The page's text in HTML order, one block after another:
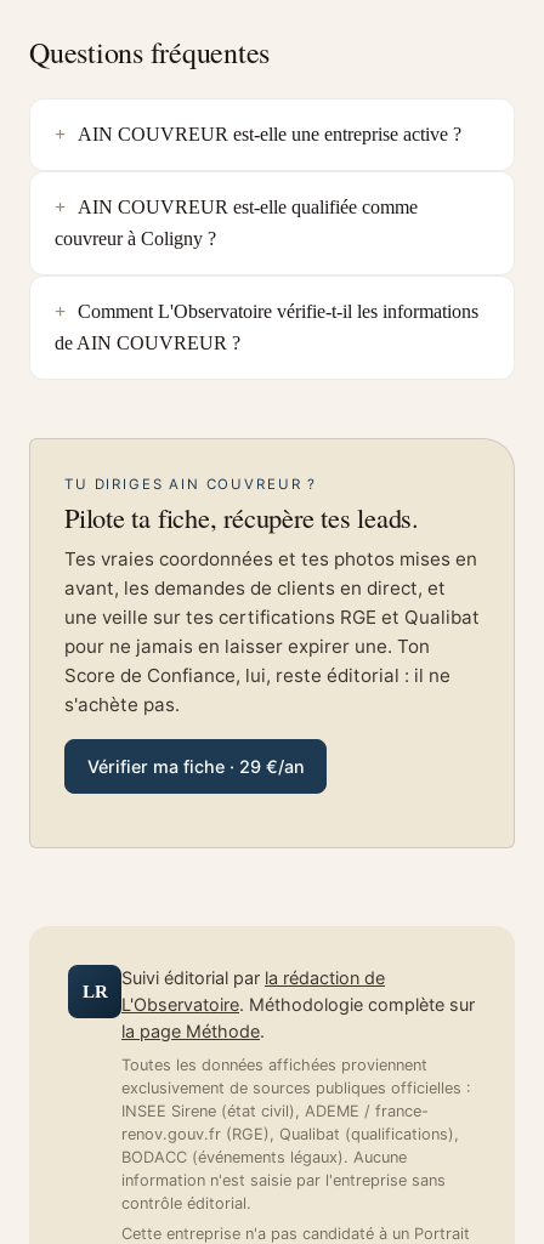
Questions fréquentes
AIN COUVREUR est-elle une entreprise active ?
AIN COUVREUR est-elle qualifiée comme
couvreur à Coligny ?
Comment L'Observatoire vérifie-t-il les informations
de AIN COUVREUR ?
TU DIRIGES AIN COUVREUR ?
Pilote ta fiche, récupère tes leads.
Tes vraies coordonnées et tes photos mises en
avant, les demandes de clients en direct, et
une veille sur tes certifications RGE et Qualibat
pour ne jamais en laisser expirer une. Ton
Score de Confiance, lui, reste éditorial : il ne
s'achète pas.
Vérifier ma fiche · 29 €/an
LR
Suivi éditorial par la rédaction de
L'Observatoire. Méthodologie complète sur
la page Méthode.
Toutes les données affichées proviennent
exclusivement de sources publiques officielles :
INSEE Sirene (état civil), ADEME / france-
renov.gouv.fr (RGE), Qualibat (qualifications),
BODACC (événements légaux). Aucune
information n'est saisie par l'entreprise sans
contrôle éditorial.
Cette entreprise n'a pas candidaté à un Portrait